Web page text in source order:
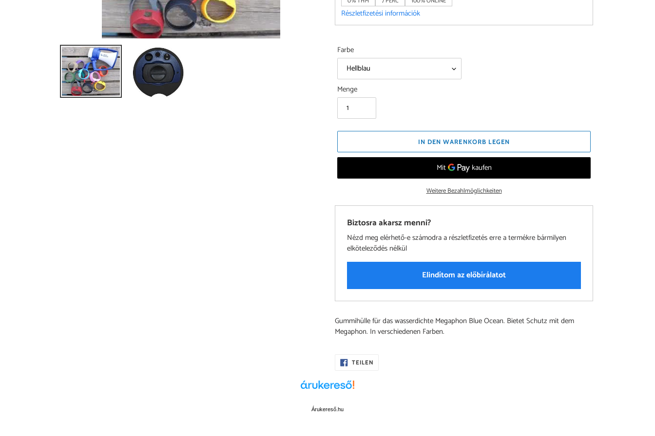
Részletfizetési információk
Farbe
Menge
IN DEN WARENKORB LEGEN
Weitere Bezahlmöglichkeiten
Biztosra akarsz menni?
Nézd meg elérhető-e számodra a részletfizetés erre a termékre bármilyen
elköteleződés nélkül
Elindítom az előbírálatot
wird
zum
hinzugefügt
Gummihülle für das wasserdichte Megaphon Blue Ocean. Bietet Schutz mit dem
Megaphon. In verschiedenen Farben.
TEILENAUF
FACEBOOK
Árukereső.hu